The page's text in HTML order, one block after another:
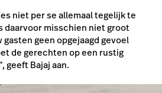
niet per se allemaal tegelijk te
daarvoor misschien niet groot
gasten geen opgejaagd gevoel
de gerechten op een rustig
geeft Bajaj aan.